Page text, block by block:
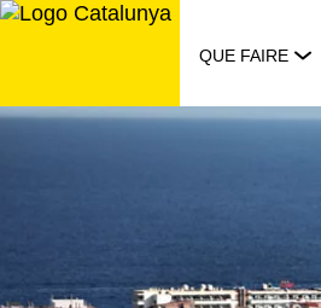
Aller
QUE FAIRE